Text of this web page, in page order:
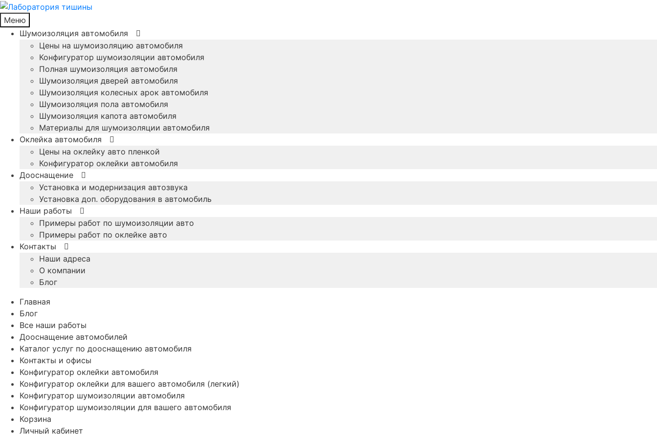
Меню
Шумоизоляция автомобиля
Цены на шумоизоляцию автомобиля
Конфигуратор шумоизоляции автомобиля
Полная шумоизоляция автомобиля
Шумоизоляция дверей автомобиля
Шумоизоляция колесных арок автомобиля
Шумоизоляция пола автомобиля
Шумоизоляция капота автомобиля
Материалы для шумоизоляции автомобиля
Оклейка автомобиля
Цены на оклейку авто пленкой
Конфигуратор оклейки автомобиля
Дооснащение
Установка и модернизация автозвука
Установка доп. оборудования в автомобиль
Наши работы
Примеры работ по шумоизоляции авто
Примеры работ по оклейке авто
Контакты
Наши адреса
О компании
Блог
Главная
Блог
Все наши работы
Дооснащение автомобилей
Каталог услуг по дооснащению автомобиля
Контакты и офисы
Конфигуратор оклейки автомобиля
Конфигуратор оклейки для вашего автомобиля (легкий)
Конфигуратор шумоизоляции автомобиля
Конфигуратор шумоизоляции для вашего автомобиля
Корзина
Личный кабинет